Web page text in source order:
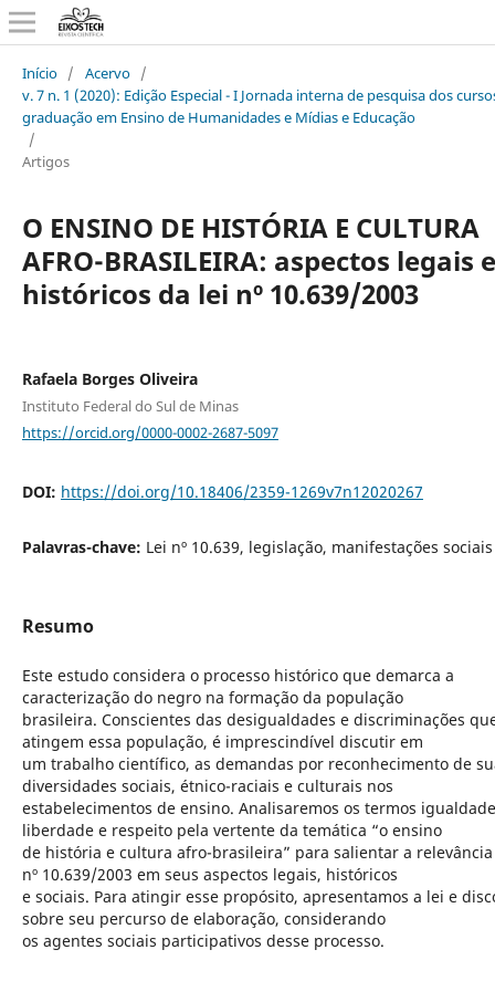
Início / Acervo /
v. 7 n. 1 (2020): Edição Especial - I Jornada interna de pesquisa dos
graduação em Ensino de Humanidades e Mídias e Educação
/
Artigos
O ENSINO DE HISTÓRIA E CULTURA
AFRO-BRASILEIRA: aspectos legais e
históricos da lei nº 10.639/2003
Rafaela Borges Oliveira
Instituto Federal do Sul de Minas
https://orcid.org/0000-0002-2687-5097
DOI: https://doi.org/10.18406/2359-1269v7n12020267
Palavras-chave: Lei nº 10.639, legislação, manifestações sociais
Resumo
Este estudo considera o processo histórico que demarca a
caracterização do negro na formação da população
brasileira. Conscientes das desigualdades e discriminações
atingem essa população, é imprescindível discutir em
um trabalho científico, as demandas por reconhecimento de
diversidades sociais, étnico-raciais e culturais nos
estabelecimentos de ensino. Analisaremos os termos
liberdade e respeito pela vertente da temática “o ensino
de história e cultura afro-brasileira” para salientar a
nº 10.639/2003 em seus aspectos legais, históricos
e sociais. Para atingir esse propósito, apresentamos a lei e
sobre seu percurso de elaboração, considerando
os agentes sociais participativos desse processo.